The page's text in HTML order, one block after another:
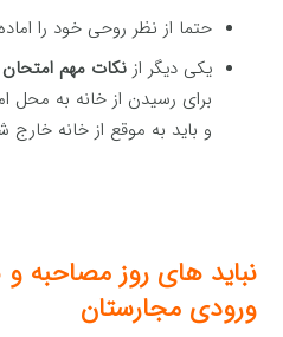
حتما از نظر روحی خود را
یکی دیگر از نکات مهم
برای رسیدن از خانه به محل
و باید به موقع از خانه خارج
نباید های روز مصاحبه
ورودی مجارستان